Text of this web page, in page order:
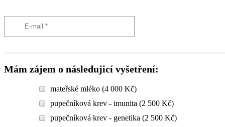
Mám zájem o následujicí vyšetření:
mateřské mléko (4 000 Kč)
pupečníková krev - imunita (2 500 Kč)
pupečníková krev - genetika (2 500 Kč)